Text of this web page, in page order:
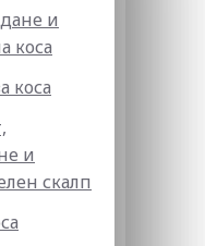
и
коса
коса
и
скалп